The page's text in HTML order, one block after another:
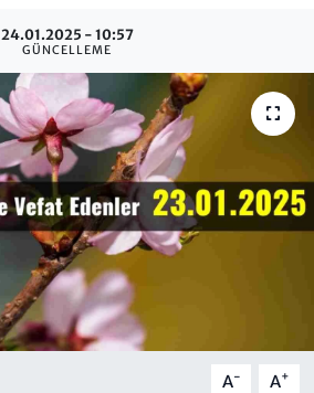
24.01.2025 - 10:57
GÜNCELLEME
A- A+